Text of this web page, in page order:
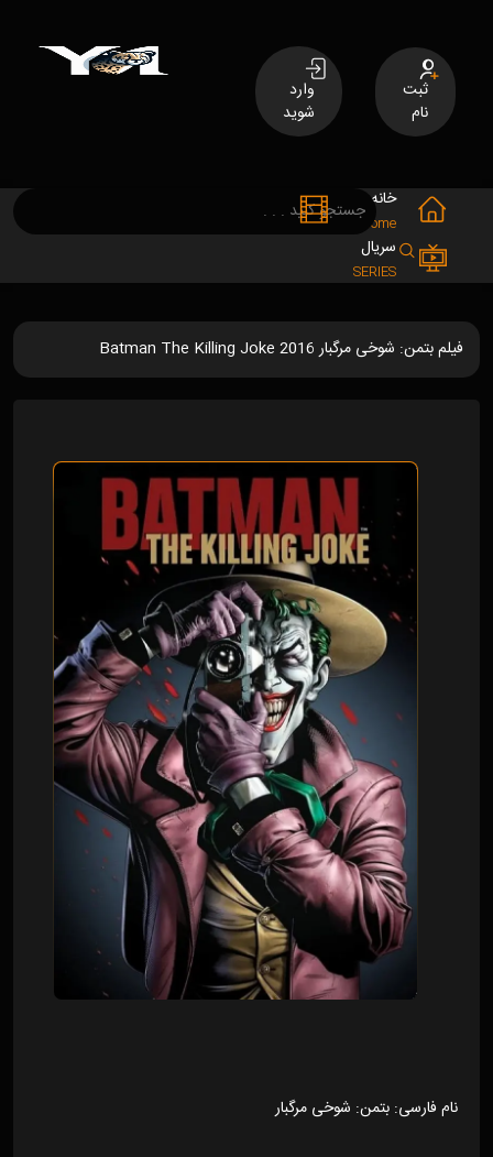
ثبت
نام
وارد
شوید
خانه
Home
سریال
SERIES
فیلم بتمن: شوخی مرگبار Batman The Killing Joke 2016
نام فارسی: بتمن: شوخی مرگبار